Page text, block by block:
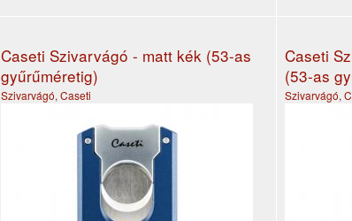
Caseti Szivarvágó - matt kék (53-as
gyűrűméretig)
Szivarvágó, Caseti
Caseti
(53-as
Szivarvágó,